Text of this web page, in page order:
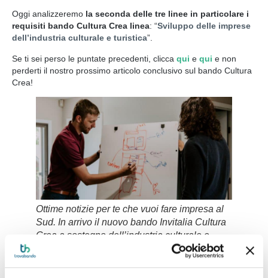
Oggi analizzeremo la seconda delle tre linee in particolare i
requisiti bando Cultura Crea linea: “Sviluppo delle imprese
dell’industria culturale e turistica”.
Se ti sei perso le puntate precedenti, clicca qui e qui e non
perderti il nostro prossimo articolo conclusivo sul bando Cultura
Crea!
Ottime notizie per te che vuoi fare impresa al
Sud. In arrivo il nuovo bando Invitalia Cultura
Crea a sostegno dell’industria culturale e
turistica delle regioni del Sud Italia.
La seconda linea del bando Cultura Crea ha comeobiettivo il